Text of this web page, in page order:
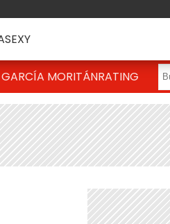
SEXY
MORITÁNRATING